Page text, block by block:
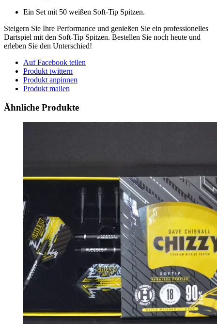
Ein Set mit 50 weißen Soft-Tip Spitzen.
Steigern Sie Ihre Performance und genießen Sie ein professionelles
Dartspiel mit den Soft-Tip Spitzen. Bestellen Sie noch heute und
erleben Sie den Unterschied!
Auf Facebook teilen
Produkt twittern
Produkt anpinnen
Produkt mailen
Ähnliche Produkte